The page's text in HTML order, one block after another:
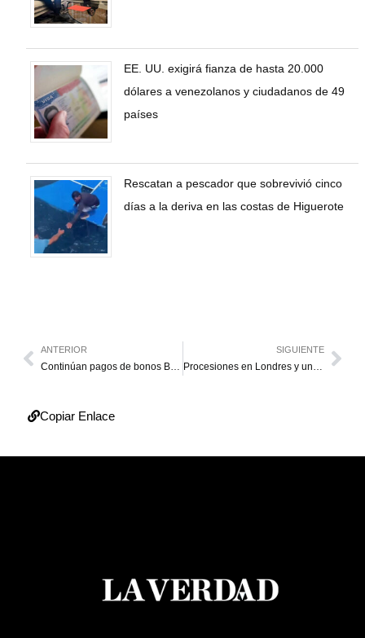
EE. UU. exigirá fianza de hasta 20.000
dólares a venezolanos y ciudadanos de 49
países
Rescatan a pescador que sobrevivió cinco
días a la deriva en las costas de Higuerote
ANTERIOR SIGUIENTE
Copiar Enlace